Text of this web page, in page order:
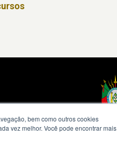
bem como outros cookies
vez melhor. Você pode encontrar mais